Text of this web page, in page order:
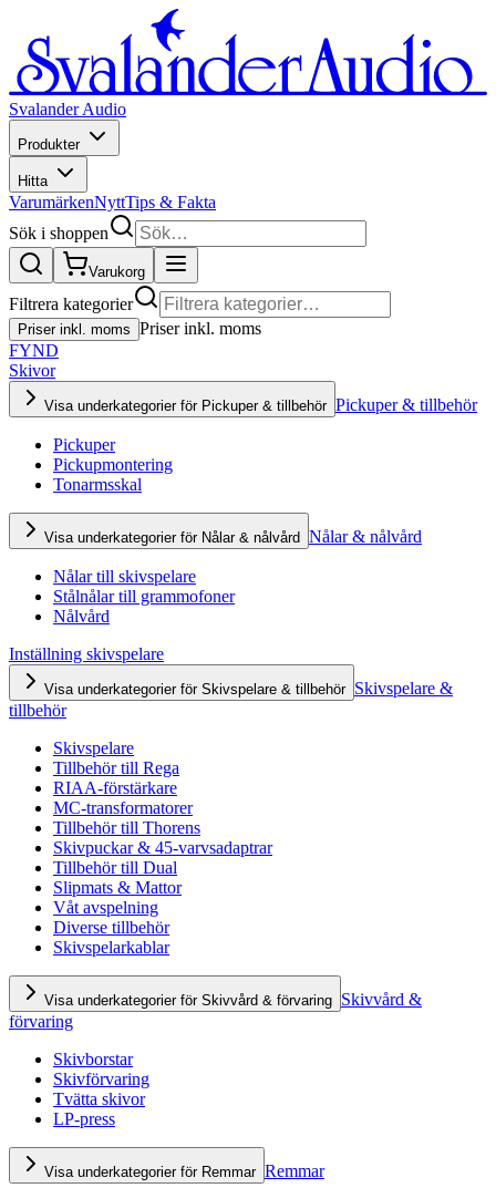
Svalander Audio
Produkter
Hitta
VarumärkenNyttTips & Fakta
Sök i shoppen
Varukorg
Filtrera kategorier
Priser inkl. moms Priser inkl. moms
FYND
Skivor
Visa underkategorier för Pickuper & tillbehör Pickuper & tillbehör
Pickuper
Pickupmontering
Tonarmsskal
Visa underkategorier för Nålar & nålvård Nålar & nålvård
Nålar till skivspelare
Stålnålar till grammofoner
Nålvård
Inställning skivspelare
Visa underkategorier för Skivspelare & tillbehör Skivspelare &
tillbehör
Skivspelare
Tillbehör till Rega
RIAA-förstärkare
MC-transformatorer
Tillbehör till Thorens
Skivpuckar & 45-varvsadaptrar
Tillbehör till Dual
Slipmats & Mattor
Våt avspelning
Diverse tillbehör
Skivspelarkablar
Visa underkategorier för Skivvård & förvaring Skivvård &
förvaring
Skivborstar
Skivförvaring
Tvätta skivor
LP-press
Visa underkategorier för Remmar Remmar